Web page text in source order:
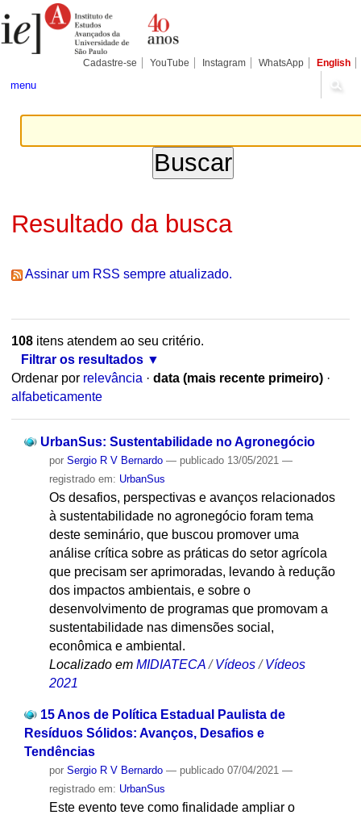
para
conteúdo.
Pessoais
Cadastre-se YouTube Instagram WhatsApp English
menu
Resultado da busca
Assinar um RSS sempre atualizado.
108itens atendem ao seu critério.
Filtrar os resultados
Ordenar por relevância · data (mais recente primeiro) ·
alfabeticamente
UrbanSus: Sustentabilidade no Agronegócio
por Sergio R V Bernardo — publicado13/05/2021 —
registrado em: UrbanSus
Os desafios, perspectivas e avanços relacionados
à sustentabilidade no agronegócio foram tema
deste seminário, que buscou promover uma
análise crítica sobre as práticas do setor agrícola
que precisam ser aprimoradas, levando à redução
dos impactos ambientais, e sobre o
desenvolvimento de programas que promovam a
sustentabilidade nas dimensões social,
econômica e ambiental.
Localizado em MIDIATECA /Vídeos /Vídeos
2021
15 Anos de Política Estadual Paulista de
Resíduos Sólidos: Avanços, Desafios e
Tendências
por Sergio R V Bernardo — publicado07/04/2021 —
registrado em: UrbanSus
Este evento teve como finalidade ampliar o